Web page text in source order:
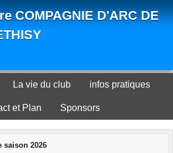
COMPAGNIE D'ARC DE
La vie du club infos pratiques
et Plan Sponsors
saison 2026
cookies